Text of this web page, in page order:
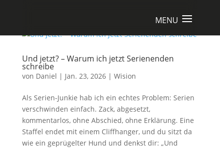
Und jetzt? – Warum ich jetzt Serienenden
schreibe
von Daniel | Jan. 23, 2026| Wision
Als Serien-Junkie hab ich ein echtes Problem: Serien
verschwinden einfach. Zack, abgesetzt,
kommentarlos, ohne Abschied, ohne Erklärung. Eine
Staffel endet mit einem Cliffhanger, und du sitzt da
wie ein geprügelter Hund und denkst dir: „Und